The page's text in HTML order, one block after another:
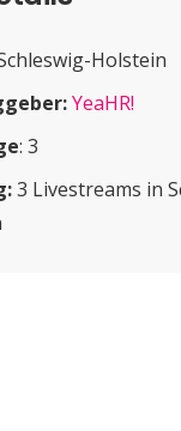
Holstein
YeaHR!
: 3
3 Livestreams in